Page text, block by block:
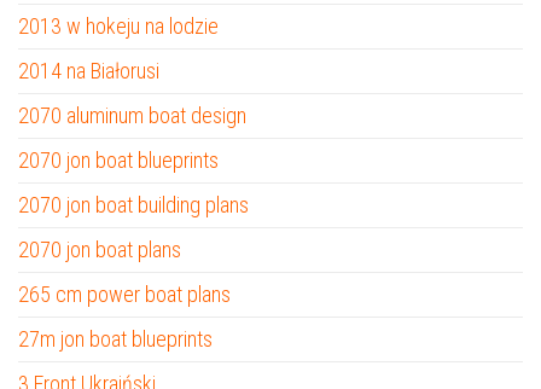
2013 w hokeju na lodzie
2014 na Białorusi
2070 aluminum boat design
2070 jon boat blueprints
2070 jon boat building plans
2070 jon boat plans
265 cm power boat plans
27m jon boat blueprints
3 Front Ukraiński